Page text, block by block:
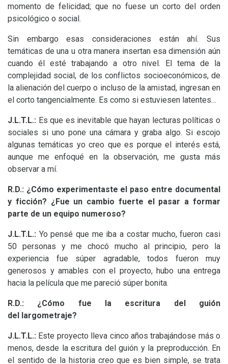
momento de felicidad; que no fuese un corto del orden
psicológico o social.
Sin embargo esas consideraciones están ahí. Sus
temáticas de una u otra manera insertan esa dimensión aún
cuando él esté trabajando a otro nivel. El tema de la
complejidad social, de los conflictos socioeconómicos, de
la alienación del cuerpo o incluso de la amistad, ingresan en
el corto tangencialmente. Es como si estuviesen latentes…
J.L.T.L.: Es que es inevitable que hayan lecturas políticas o
sociales si uno pone una cámara y graba algo. Si escojo
algunas temáticas yo creo que es porque el interés está,
aunque me enfoqué en la observación, me gusta más
observar a mí.
R.D.: ¿Cómo experimentaste el paso entre documental
y ficción? ¿Fue un cambio fuerte el pasar a formar
parte de un equipo numeroso?
J.L.T.L.: Yo pensé que me iba a costar mucho, fueron casi
50 personas y me chocó mucho al principio, pero la
experiencia fue súper agradable, todos fueron muy
generosos y amables con el proyecto, hubo una entrega
hacia la película que me pareció súper bonita.
R.D.: ¿Cómo fue la escritura del guión
del largometraje?
J.L.T.L.: Este proyecto lleva cinco años trabajándose más o
menos, desde la escritura del guión y la preproducción. En
el sentido de la historia creo que es bien simple, se trata